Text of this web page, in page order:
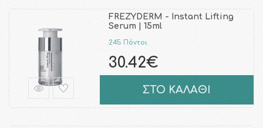
FREZYDERM - Instant Lifting
Serum | 15ml
245 Πόντοι
30.42€
ΣΤΟ ΚΑΛΑΘΙ